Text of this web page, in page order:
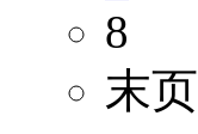
8
末页